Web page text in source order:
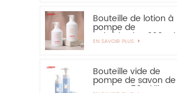
Bouteille de lotion à
pompe de
pulvérisation 300 ml
350 ml pour
EN SAVOIR PLUS
Bouteille vide de
pompe de savon de
mousse 150ml libre